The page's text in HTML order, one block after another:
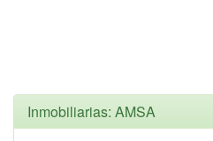
Inmobiliarias: AMSA